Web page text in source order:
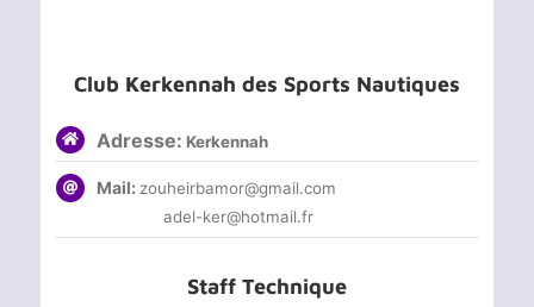
Club Kerkennah des Sports Nautiques
Adresse: Kerkennah
Mail: zouheirbamor@gmail.com
adel-ker@hotmail.fr
Staff Technique